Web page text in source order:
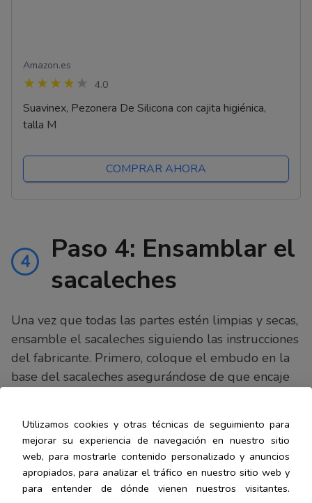
Amazon.es
4.0
Suavinex, Pezonera De Silicona con cajita higiénica,
talla M
COMPRAR AHORA
4
Paso 4: Ensamblar el
sacaleches
Una vez que todas las partes estén limpias y secas,
ensamble el sacaleches siguiendo las instrucciones
del fabricante. Primero, coloque el embudo en la
base del sacaleches asegurándose de que encaje
conecte el tubo a la botella recolectora de leche y
asegúrese de que también esté bien ajustado.
Verifique que todas las piezas estén correctamente
conectadas antes de comenzar a utilizar el
Utilizamos cookies y otras técnicas de seguimiento para
mejorar su experiencia de navegación en nuestro sitio
web, para mostrarle contenido personalizado y anuncios
apropiados, para analizar el tráfico en nuestro sitio web y
para entender de dónde vienen nuestros visitantes.